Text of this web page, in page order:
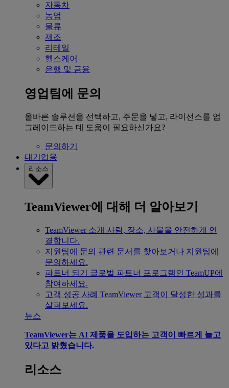
자동차
농업
물류
제조
리테일
헬스케어
은행 및 금융
영업팀에 문의
올바른 솔루션을 선택하고, 주문을 넣고, 라이선스를 업
그레이드하는 데 도움이 필요하신가요?
문의하기
대기업용
리소스
TeamViewer에 대해 더 알아보기
TeamViewer 소개 사람, 장소, 사물을 안전하게 연
결합니다.
지원팀에 문의 관련 문서를 찾아보거나 지원팀에
문의하세요.
파트너 되기
글로벌 파트너 프로그램인 TeamUP에
참여하세요.
고객 성공 사례 TeamViewer 고객이 달성한 성과를
살펴보세요.
뉴스
TeamViewer는 AI 제품을 도입하는 고객이 빠르게 늘고
있다고 밝혔습니다.
리소스